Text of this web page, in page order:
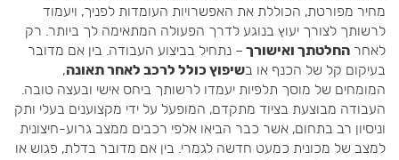
מחיר מפורטת, הכוללת את האפשרויות העומדות לפניך, ויעמוד
לרשותך לצורך יעוץ בנוגע לדרך הפעולה המתאימה לך ביותר. רק
לאחר החלטתך ואישורך – נתחיל בביצוע העבודה. בין אם מדובר
בעיקום קל של הכנף או בשיפוץ כולל לרכב לאחר תאונה,
המומחים של מוסך תלפיות יעמדו לרשותך ביחס אישי ובעצה טובה.
העבודה מבוצעת בציוד מתקדם, המופעל על ידי מקצוענים בעלי ותק
וניסיון רב בתחום, אשר כבר הביאו אלפי רכבים ממצב גרוע-חיצונית
למצב של מכונית כמעט חדשה לגמרי. בין אם מדובר בדלת, פגוש או